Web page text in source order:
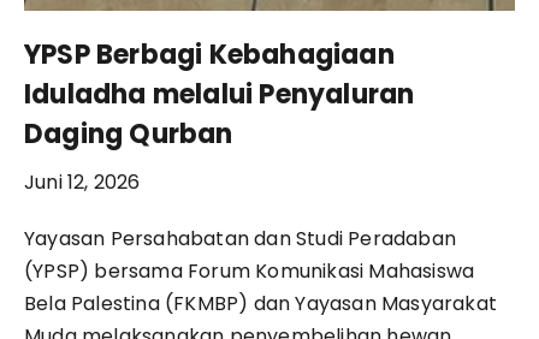
YPSP Berbagi Kebahagiaan
Iduladha melalui Penyaluran
Daging Qurban
Juni 12, 2026
Yayasan Persahabatan dan Studi Peradaban
(YPSP) bersama Forum Komunikasi Mahasiswa
Bela Palestina (FKMBP) dan Yayasan Masyarakat